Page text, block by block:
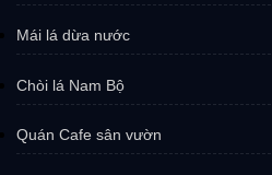
Mái lá dừa nước
Chòi lá Nam Bộ
Quán Cafe sân vườn